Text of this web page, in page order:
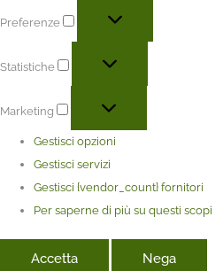
Preferenze
Statistiche
Marketing
Gestisci opzioni
Gestisci servizi
Gestisci {vendor_count} fornitori
Per saperne di più su questi scopi
Accetta Nega